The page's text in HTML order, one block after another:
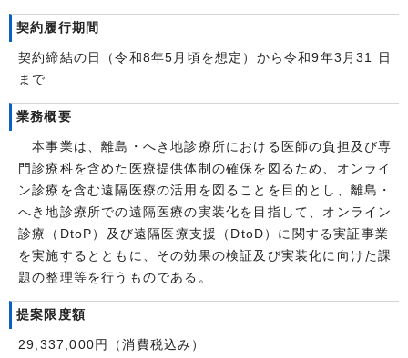
契約履行期間
契約締結の日（令和8年5月頃を想定）から令和9年3月31 日
まで
業務概要
本事業は、離島・へき地診療所における医師の負担及び専
門診療科を含めた医療提供体制の確保を図るため、オンライ
ン診療を含む遠隔医療の活用を図ることを目的とし、離島・
へき地診療所での遠隔医療の実装化を目指して、オンライン
診療（DtoP）及び遠隔医療支援（DtoD）に関する実証事業
を実施するとともに、その効果の検証及び実装化に向けた課
題の整理等を行うものである。
提案限度額
29,337,000円（消費税込み）